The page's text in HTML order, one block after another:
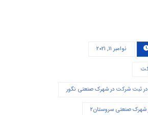
نوامبر ۱۱, ۲۰۲۱
در ثبت شرکت در شهرک صنعتی نگور
صنعتی سروستان۲